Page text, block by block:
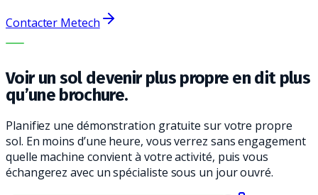
Contacter Metech
LA BONNE MACHINE. LE MEILLEUR SERVICE.
Voir un sol devenir plus propre en dit plus
qu’une brochure.
Planifiez une démonstration gratuite sur votre propre
sol. En moins d’une heure, vous verrez sans engagement
quelle machine convient à votre activité, puis vous
échangerez avec un spécialiste sous un jour ouvré.